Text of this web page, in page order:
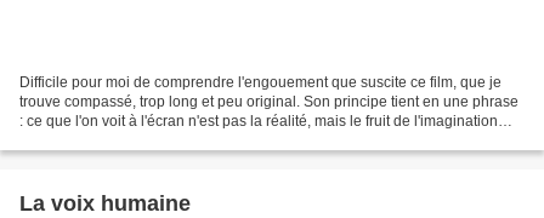
Difficile pour moi de comprendre l'engouement que suscite ce film, que je
trouve compassé, trop long et peu original. Son principe tient en une phrase
: ce que l'on voit à l'écran n'est pas la réalité, mais le fruit de l'imagination
La voix humaine